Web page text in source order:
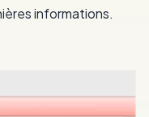
informations.